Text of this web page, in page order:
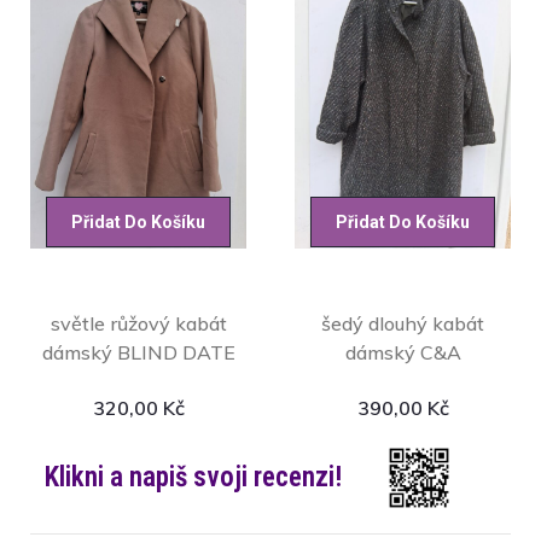
Přidat Do Košíku
světle růžový kabát
dámský BLIND DATE
320,00 Kč
Přidat Do Košíku
šedý dlouhý kabát
dámský C&A
390,00 Kč
Klikni a napiš svoji recenzi!